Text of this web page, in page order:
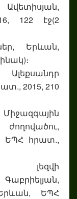
,
122 էջ(2
Երևան,
2015, 210
ԵՊՀ հրատ.,
,
ԵՊՀ